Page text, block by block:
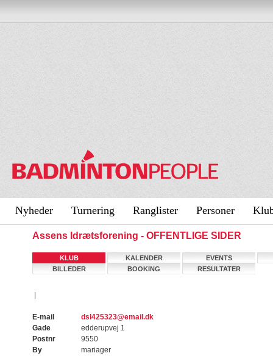
Nyheder Turnering Ranglister Personer
Assens Idrætsforening - OFFENTLIGE SIDER
KLUB KALENDER
EVENTS
BILLEDER
BOOKING RESULTATER
E-mail
dsl425323@email.dk
Gade
edderupvej 1
Postnr
9550
By
mariager